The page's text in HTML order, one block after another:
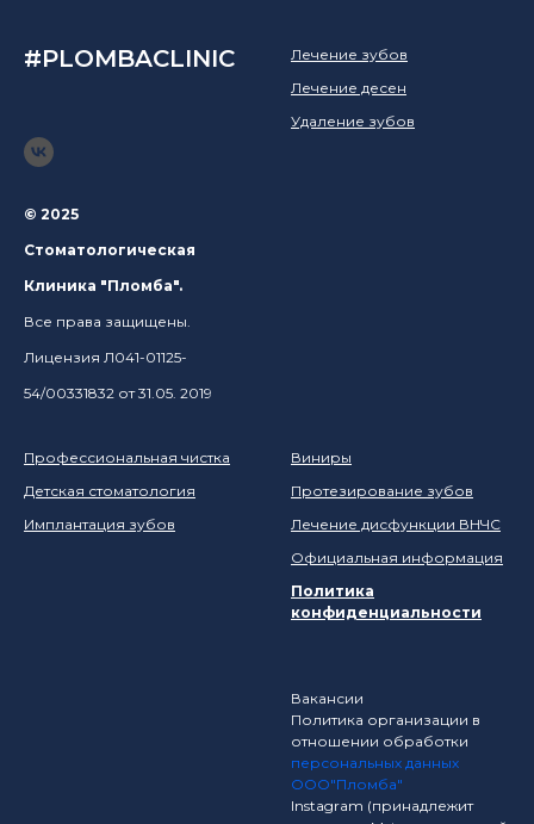
#PLOMBACLINIC
© 2025
Стоматологическая
Клиника "Пломба".
Все права защищены.
Лицензия Л041-01125-
54/00331832 от 31.05. 2019
Лечение зубов
Лечение десен
Удаление зубов
Профессиональная чистка
Детская стоматология
Имплантация зубов
Виниры
Протезирование зубов
Лечение дисфункции ВНЧС
Официальная информация
Политика
конфиденциальности
Вакансии
Политика организации в
отношении обработки
персональных данных
ООО"Пломба"
Instagram (принадлежит